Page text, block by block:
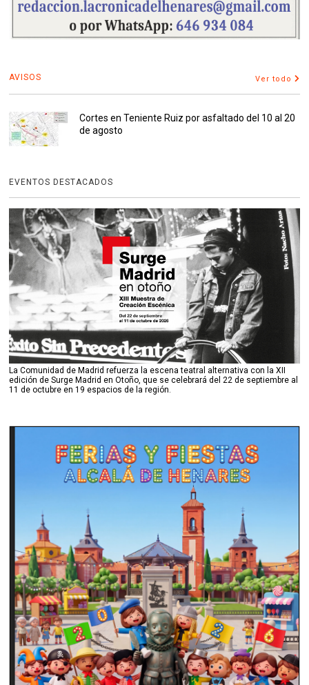
AVISOS Ver todo
Cortes en Teniente Ruiz por asfaltado del 10 al 20
de agosto
EVENTOS DESTACADOS
La Comunidad de Madrid refuerza la escena teatral alternativa con la XII
edición de Surge Madrid en Otoño, que se celebrará del 22 de septiembre al
11 de octubre en 19 espacios de la región.